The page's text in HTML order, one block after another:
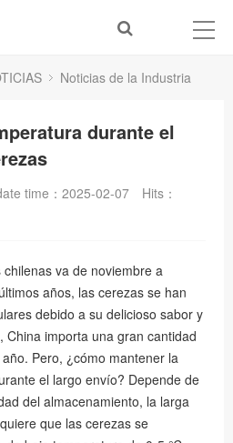
Noticias de la Industria
durante el
time：2025-02-07
Hits：
va de noviembre a
años, las cerezas se han
debido a su delicioso sabor y
China importa una gran cantidad
Pero, ¿cómo mantener la
el largo envío? Depende de
del almacenamiento, la larga
que las cerezas se